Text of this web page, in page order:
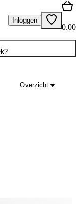
Inloggen
0.00
Overzicht